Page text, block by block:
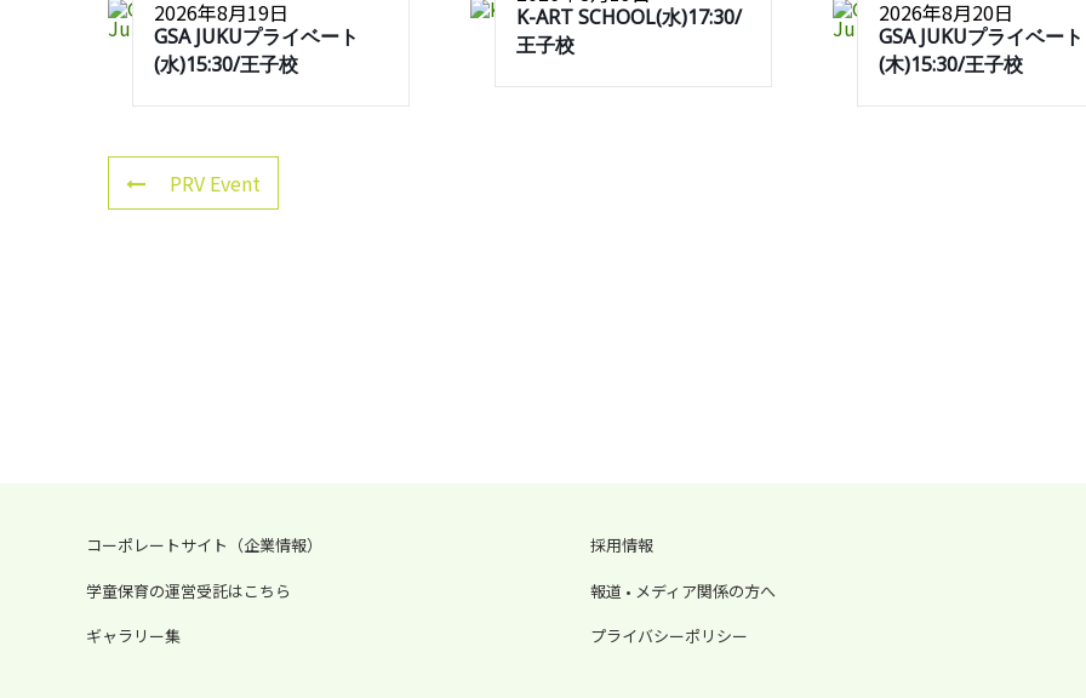
2026年8月19日
GSA JUKUプライベート
(水)15:30/王子校
K-ART SCHOOL(水)17:30/
王子校
2026年8月20日
GSA JUKUプライベート
(木)15:30/王子校
PRV Event
コーポレートサイト（企業情報）
学童保育の運営受託はこちら
ギャラリー集
採用情報
報道 • メディア関係の方へ
プライバシーポリシー